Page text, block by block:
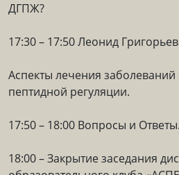
ДГПЖ?
17:30 – 17:50 Леонид
Аспекты лечения
пептидной регуляции.
17:50 – 18:00 Вопросы и
18:00 – Закрытие заседания